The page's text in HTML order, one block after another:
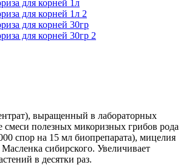
выращенный в лабораторных
смеси полезных микоризных грибов рода
спор на 15 мл биопрепарата), мицелия
сибирского. Увеличивает
в десятки раз.